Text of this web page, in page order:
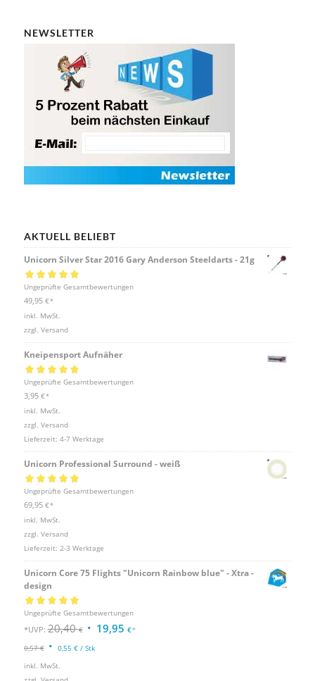
NEWSLETTER
AKTUELL BELIEBT
Unicorn Silver Star 2016 Gary Anderson Steeldarts - 21g
Bewertet mit
5.00von 5
Ungeprüfte Gesamtbewertungen
49,95 €*
inkl. MwSt.
zzgl. Versand
Kneipensport Aufnäher
Bewertet mit
5.00von 5
Ungeprüfte Gesamtbewertungen
3,95 €*
inkl. MwSt.
zzgl. Versand
Lieferzeit: 4-7 Werktage
Unicorn Professional Surround - weiß
Bewertet mit
5.00von 5
Ungeprüfte Gesamtbewertungen
69,95 €*
inkl. MwSt.
zzgl. Versand
Lieferzeit: 2-3 Werktage
Unicorn Core 75 Flights "Unicorn Rainbow blue" - Xtra -
design
Bewertet mit
5.00von 5
Ungeprüfte Gesamtbewertungen
*UVP: 20,40€ 19,95 €*
0,57€ 0,55 €/ Stk
inkl. MwSt.